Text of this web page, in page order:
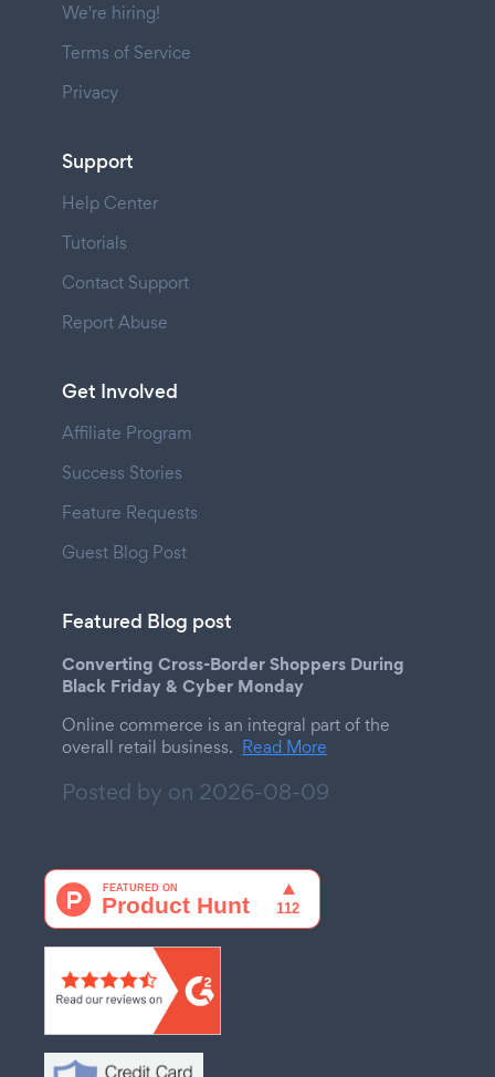
We're hiring!
Terms of Service
Privacy
Support
Help Center
Tutorials
Contact Support
Report Abuse
Get Involved
Affiliate Program
Success Stories
Feature Requests
Guest Blog Post
Featured Blog post
Converting Cross-Border Shoppers During
Black Friday & Cyber Monday
Online commerce is an integral part of the
overall retail business. Read More
Posted by on 2026-08-09